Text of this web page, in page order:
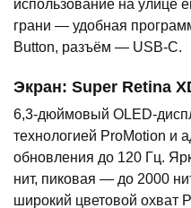
использование на улице
грани — удобная
Button, разъём — USB-C.
Экран: Super Retina
6,3-дюймовый OLED-
технологией ProMotion и
обновления до 120 Гц.
нит, пиковая — до 2000
широкий цветовой охват